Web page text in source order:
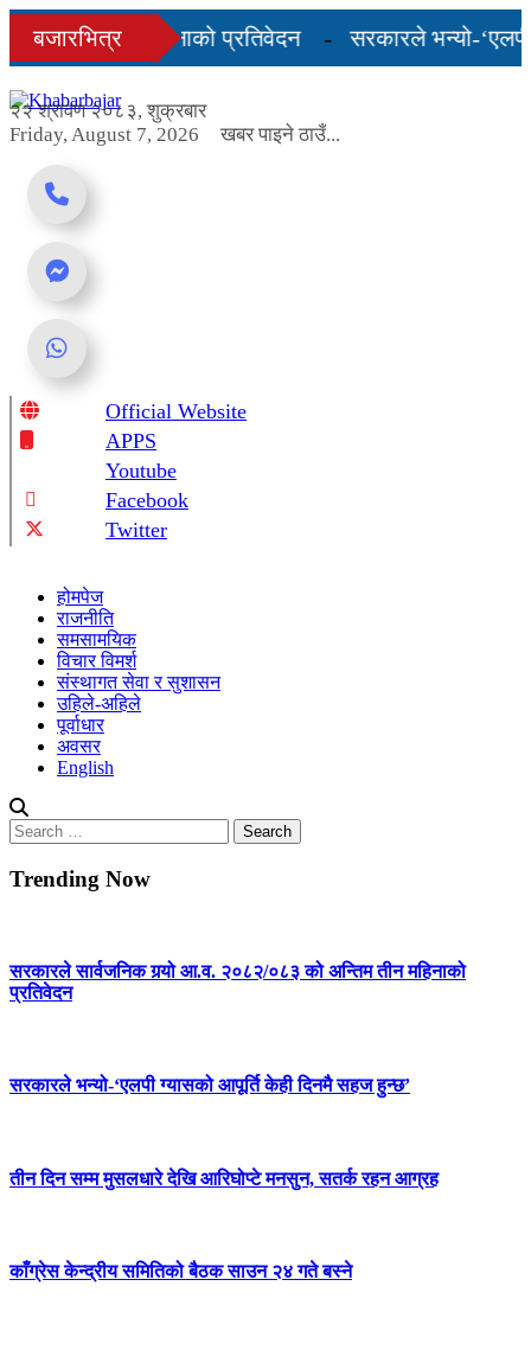
Skip
content
बजारभित्र
तीन महिनाको प्रतिवेदन
सरकारले भन्यो-‘एलपी
२२ श्रावण २०८३, शुक्रबार
Friday, August 7, 2026
खबर पाइने ठाउँ...
Online News Portal
Official Website
APPS
Youtube
Facebook
Twitter
होमपेज
राजनीति
समसामयिक
विचार विमर्श
संस्थागत सेवा र सुशासन
उहिले-अहिले
पूर्वाधार
अवसर
English
Search
for:
Trending Now
सरकारले सार्वजनिक गर्‍यो आ.व. २०८२/०८३ को अन्तिम तीन महिनाको
प्रतिवेदन
सरकारले भन्यो-‘एलपी ग्यासको आपूर्ति केही दिनमै सहज हुन्छ’
तीन दिन सम्म मुसलधारे देखि आरिघोप्टे मनसुन, सतर्क रहन आग्रह
काँग्रेस केन्द्रीय समितिको बैठक साउन २४ गते बस्ने